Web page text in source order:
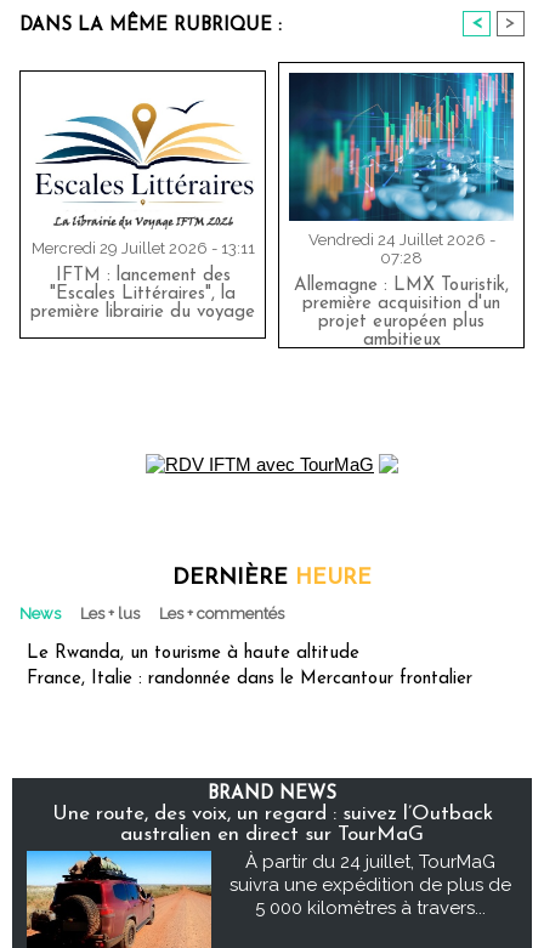
DANS LA MÊME RUBRIQUE : < >
Mercredi 29 Juillet 2026 - 13:11
IFTM : lancement des
"Escales Littéraires", la
première librairie du voyage
Vendredi 24 Juillet 2026 -
07:28
Allemagne : LMX Touristik,
première acquisition d'un
projet européen plus
ambitieux
DERNIÈRE HEURE
News Les + lus Les + commentés
Le Rwanda, un tourisme à haute altitude
France, Italie : randonnée dans le Mercantour frontalier
BRAND NEWS
Une route, des voix, un regard : suivez l’Outback
australien en direct sur TourMaG
À partir du 24 juillet, TourMaG
suivra une expédition de plus de
5 000 kilomètres à travers...